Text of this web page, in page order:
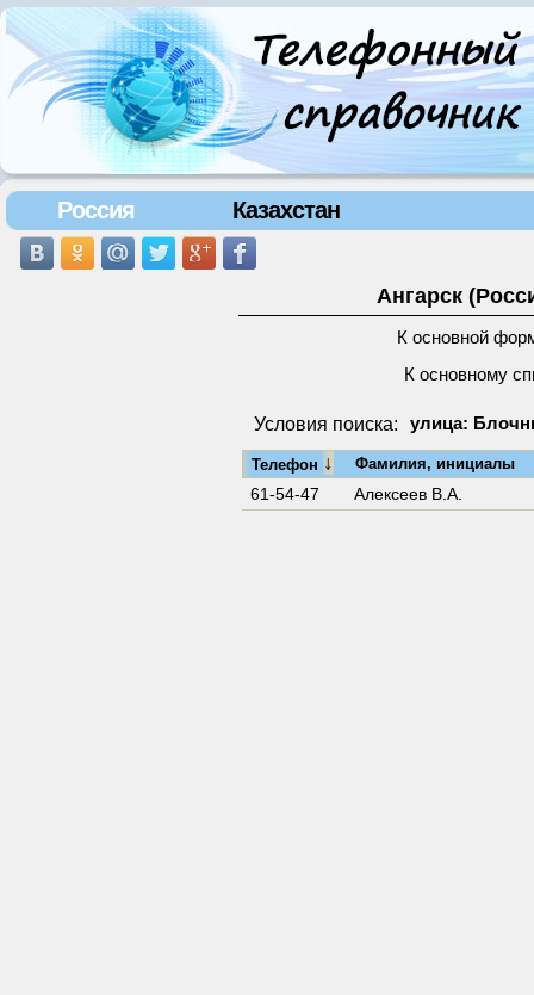
Россия Казахстан
Ангарск
К основной
К основному
Условия поиска: улица:
Телефон ↓ Фамилия, инициалы
61-54-47 Алексеев В.А.